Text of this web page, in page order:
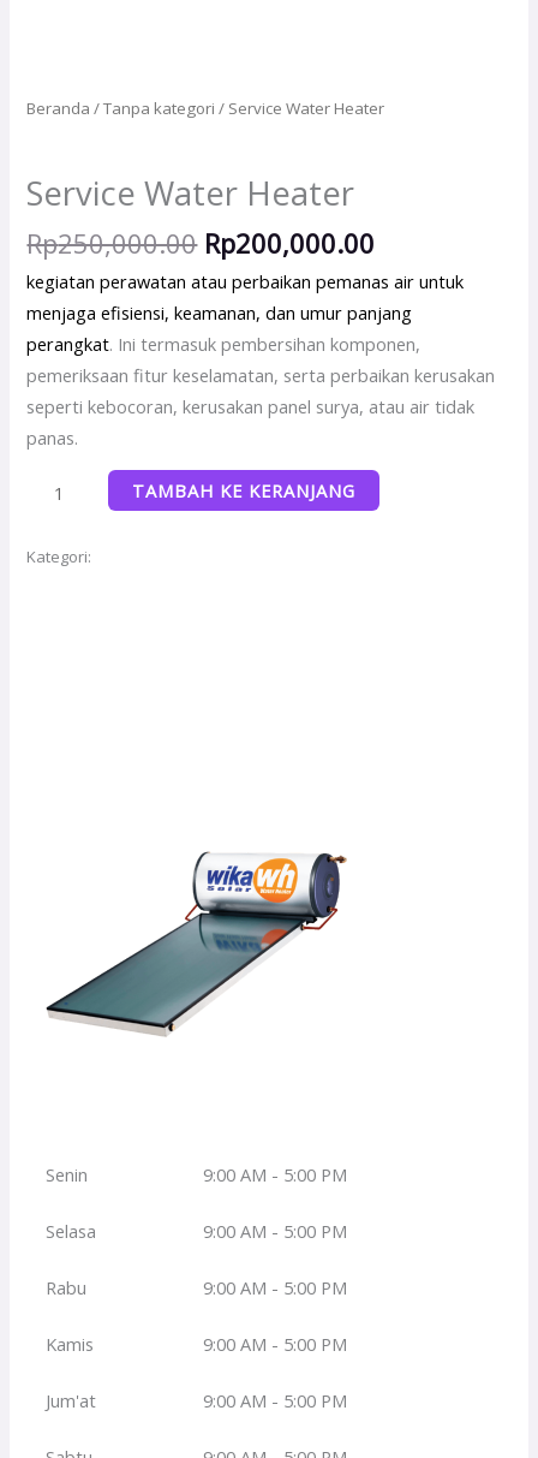
Beranda /Tanpa kategori / Service Water Heater
Service Water Heater
Rp250,000.00 Rp200,000.00
kegiatan perawatan atau perbaikan pemanas air untuk
menjaga efisiensi, keamanan, dan umur panjang
perangkat. Ini termasuk pembersihan komponen,
pemeriksaan fitur keselamatan, serta perbaikan kerusakan
seperti kebocoran, kerusakan panel surya, atau air tidak
panas.
TAMBAH KE KERANJANG
Kategori:
Senin 9:00 AM - 5:00 PM
Selasa 9:00 AM - 5:00 PM
Rabu 9:00 AM - 5:00 PM
Kamis 9:00 AM - 5:00 PM
Jum'at 9:00 AM - 5:00 PM